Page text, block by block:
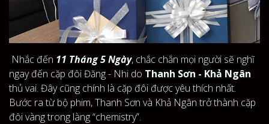
Nhắc đến 11 Tháng 5 Ngày, chắc chắn mọi người sẽ nghĩ
ngay đến cặp đôi Đăng - Nhi do Thanh Sơn - Khả Ngân
thủ vai. Đây cũng chính là cặp đôi được yêu thích nhất.
Bước ra từ bộ phim, Thanh Sơn và Khả Ngân trở thành cặp
đôi vàng trong làng “chemistry”.